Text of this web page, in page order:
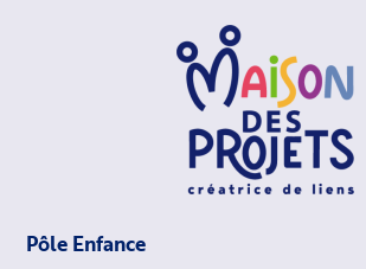
Pôle Enfance